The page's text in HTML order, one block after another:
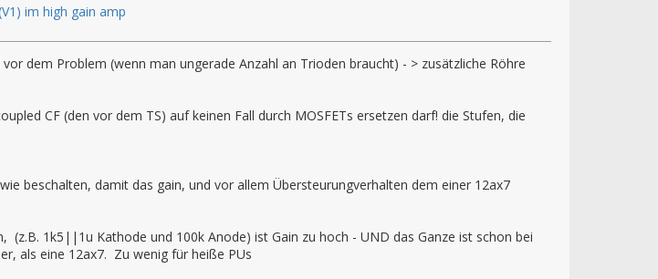
im high gain amp
dem Problem (wenn man ungerade Anzahl an Trioden braucht) - > zusätzliche Röhre
CF (den vor dem TS) auf keinen Fall durch MOSFETs ersetzen darf! die Stufen, die
beschalten, damit das gain, und vor allem Übersteurungverhalten dem einer 12ax7
(z.B. 1k5||1u Kathode und 100k Anode) ist Gain zu hoch - UND das Ganze ist schon bei
als eine 12ax7. Zu wenig für heiße PUs